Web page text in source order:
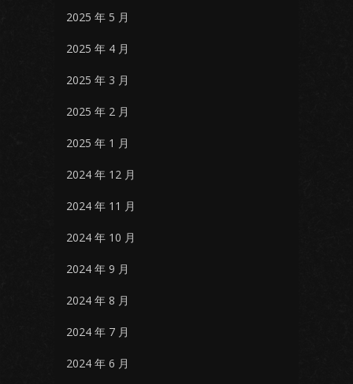
2025 年 5 月
2025 年 4 月
2025 年 3 月
2025 年 2 月
2025 年 1 月
2024 年 12 月
2024 年 11 月
2024 年 10 月
2024 年 9 月
2024 年 8 月
2024 年 7 月
2024 年 6 月